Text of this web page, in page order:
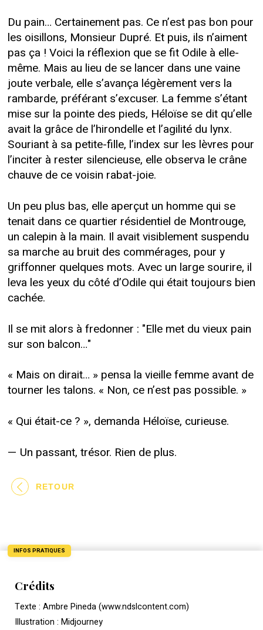
Du pain… Certainement pas. Ce n’est pas bon pour
les oisillons, Monsieur Dupré. Et puis, ils n’aiment
pas ça ! Voici la réflexion que se fit Odile à elle-
même. Mais au lieu de se lancer dans une vaine
joute verbale, elle s’avança légèrement vers la
rambarde, préférant s’excuser. La femme s’étant
mise sur la pointe des pieds, Héloïse se dit qu’elle
avait la grâce de l’hirondelle et l’agilité du lynx.
Souriant à sa petite-fille, l’index sur les lèvres pour
l’inciter à rester silencieuse, elle observa le crâne
chauve de ce voisin rabat-joie.
Un peu plus bas, elle aperçut un homme qui se
tenait dans ce quartier résidentiel de Montrouge,
un calepin à la main. Il avait visiblement suspendu
sa marche au bruit des commérages, pour y
griffonner quelques mots. Avec un large sourire, il
leva les yeux du côté d’Odile qui était toujours bien
cachée.
Il se mit alors à fredonner : "Elle met du vieux pain
sur son balcon…"
« Mais on dirait… » pensa la vieille femme avant de
tourner les talons. « Non, ce n’est pas possible. »
« Qui était-ce ? », demanda Héloïse, curieuse.
— Un passant, trésor. Rien de plus.
RETOUR
INFOS PRATIQUES
Crédits
Texte : Ambre Pineda (www.ndslcontent.com)
Illustration : Midjourney